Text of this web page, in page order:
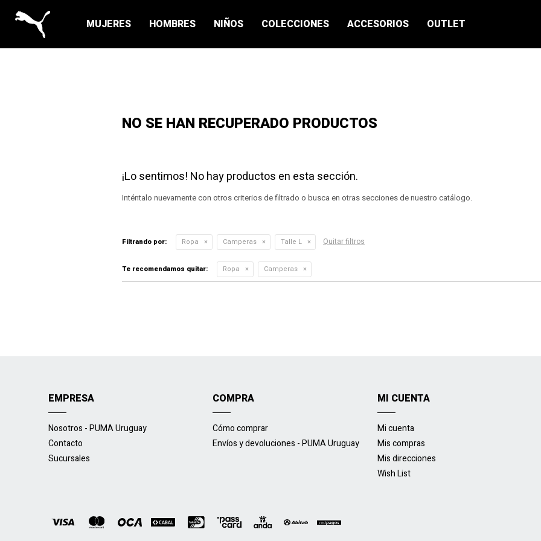
MUJERES HOMBRES NIÑOS COLECCIONES ACCESORIOS OUTLET
NO SE HAN RECUPERADO PRODUCTOS
¡Lo sentimos! No hay productos en esta sección.
Inténtalo nuevamente con otros criterios de filtrado o busca en otras secciones de nuestro catálogo.
Filtrando por: Ropa Camperas Talle L Quitar filtros
Te recomendamos quitar: Ropa Camperas
EMPRESA
Nosotros - PUMA Uruguay
Contacto
Sucursales
COMPRA
Cómo comprar
Envíos y devoluciones - PUMA Uruguay
MI CUENTA
Mi cuenta
Mis compras
Mis direcciones
Wish List